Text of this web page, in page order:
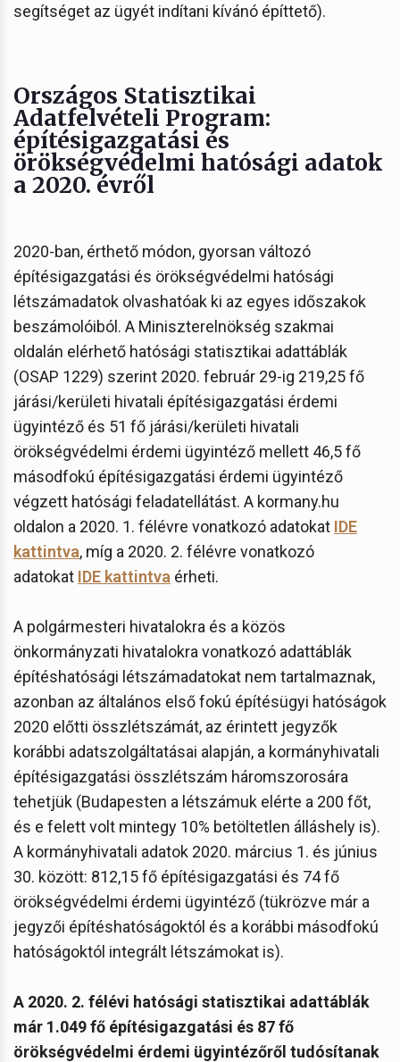
segítséget az ügyét indítani kívánó építtető).
Országos Statisztikai
Adatfelvételi Program:
építésigazgatási és
örökségvédelmi hatósági adatok
a 2020. évről
2020-ban, érthető módon, gyorsan változó
építésigazgatási és örökségvédelmi hatósági
létszámadatok olvashatóak ki az egyes időszakok
beszámolóiból. A Miniszterelnökség szakmai
oldalán elérhető hatósági statisztikai adattáblák
(OSAP 1229) szerint 2020. február 29-ig 219,25 fő
járási/kerületi hivatali építésigazgatási érdemi
ügyintéző és 51 fő járási/kerületi hivatali
örökségvédelmi érdemi ügyintéző mellett 46,5 fő
másodfokú építésigazgatási érdemi ügyintéző
végzett hatósági feladatellátást. A kormany.hu
oldalon a 2020. 1. félévre vonatkozó adatokat IDE
kattintva, míg a 2020. 2. félévre vonatkozó
adatokat IDE kattintva érheti.
A polgármesteri hivatalokra és a közös
önkormányzati hivatalokra vonatkozó adattáblák
építéshatósági létszámadatokat nem tartalmaznak,
azonban az általános első fokú építésügyi hatóságok
2020 előtti összlétszámát, az érintett jegyzők
korábbi adatszolgáltatásai alapján, a kormányhivatali
építésigazgatási összlétszám háromszorosára
tehetjük (Budapesten a létszámuk elérte a 200 főt,
és e felett volt mintegy 10% betöltetlen álláshely is).
A kormányhivatali adatok 2020. március 1. és június
30. között: 812,15 fő építésigazgatási és 74 fő
örökségvédelmi érdemi ügyintéző (tükrözve már a
jegyzői építéshatóságoktól és a korábbi másodfokú
hatóságoktól integrált létszámokat is).
A 2020. 2. félévi hatósági statisztikai adattáblák
már 1.049 fő építésigazgatási és 87 fő
örökségvédelmi érdemi ügyintézőről tudósítanak